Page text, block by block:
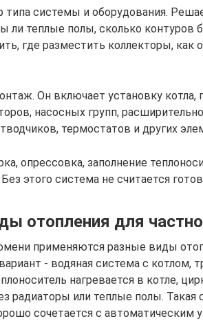
типа системы и оборудования.
ли теплые полы, сколько контуров
где разместить коллекторы, как
Он включает установку котла,
насосных групп,
термостатов и других
опрессовка, заполнение
этого система не считается
отопления для
применяются разные виды
- водяная система с котлом,
нагревается в котле,
радиаторы или теплые полы.
сочетается с автоматическим